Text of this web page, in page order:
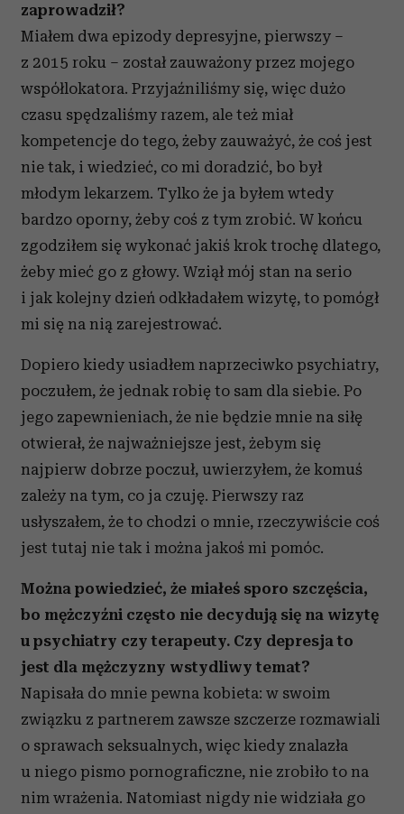
zaprowadził?
Miałem dwa epizody depresyjne, pierwszy –
z 2015 roku – został zauważony przez mojego
współlokatora. Przyjaźniliśmy się, więc dużo
czasu spędzaliśmy razem, ale też miał
kompetencje do tego, żeby zauważyć, że coś jest
nie tak, i wiedzieć, co mi doradzić, bo był
młodym lekarzem. Tylko że ja byłem wtedy
bardzo oporny, żeby coś z tym zrobić. W końcu
zgodziłem się wykonać jakiś krok trochę dlatego,
żeby mieć go z głowy. Wziął mój stan na serio
i jak kolejny dzień odkładałem wizytę, to pomógł
mi się na nią zarejestrować.
Dopiero kiedy usiadłem naprzeciwko psychiatry,
poczułem, że jednak robię to sam dla siebie. Po
jego zapewnieniach, że nie będzie mnie na siłę
otwierał, że najważniejsze jest, żebym się
najpierw dobrze poczuł, uwierzyłem, że komuś
zależy na tym, co ja czuję. Pierwszy raz
usłyszałem, że to chodzi o mnie, rzeczywiście coś
jest tutaj nie tak i można jakoś mi pomóc.
Można powiedzieć, że miałeś sporo szczęścia,
bo mężczyźni często nie decydują się na wizytę
u psychiatry czy terapeuty. Czy depresja to
jest dla mężczyzny wstydliwy temat?
Napisała do mnie pewna kobieta: w swoim
związku z partnerem zawsze szczerze rozmawiali
o sprawach seksualnych, więc kiedy znalazła
u niego pismo pornograficzne, nie zrobiło to na
nim wrażenia. Natomiast nigdy nie widziała go